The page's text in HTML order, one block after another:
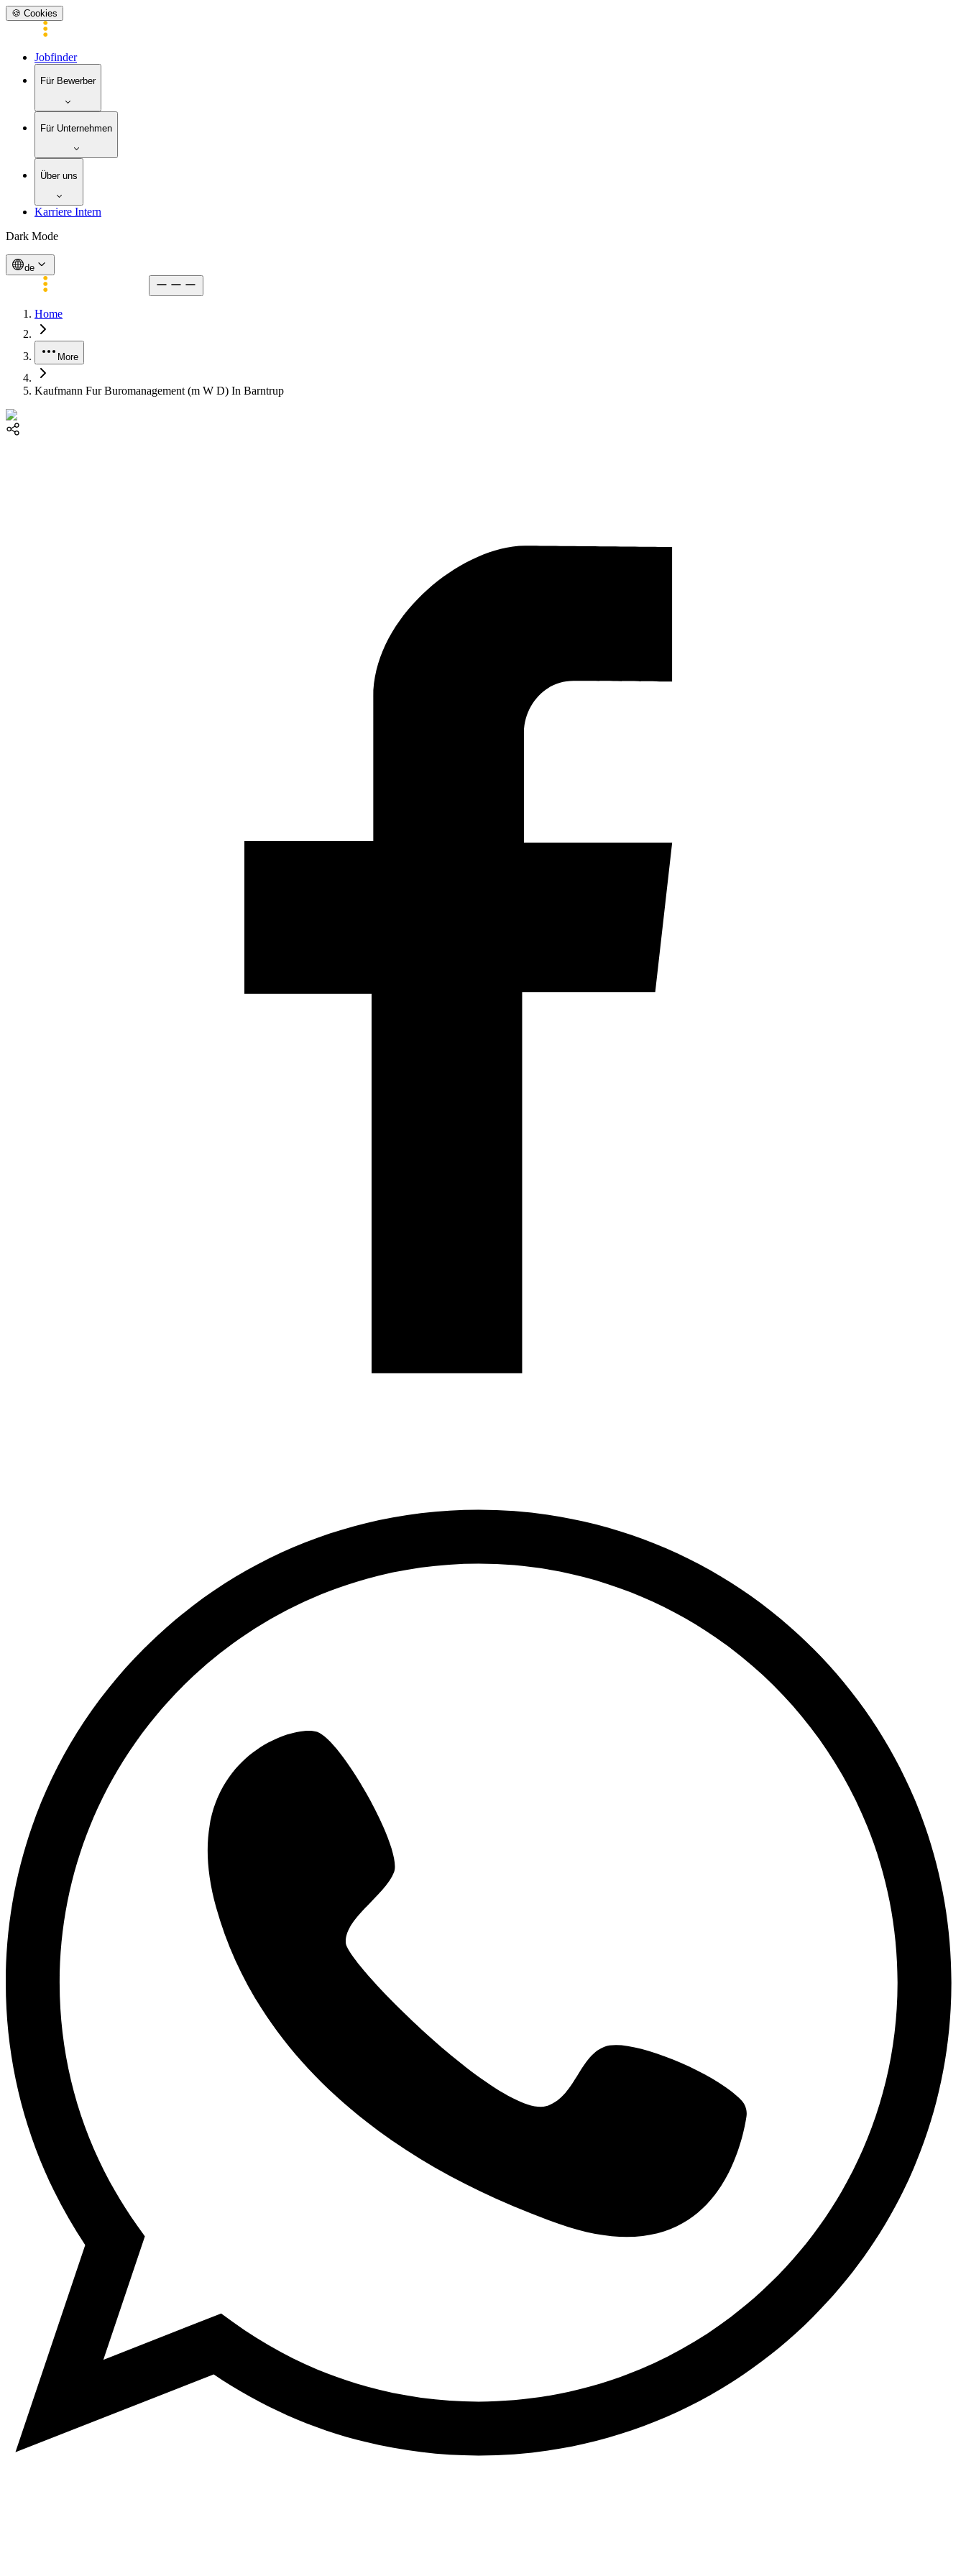
🍪 Cookies
Jobfinder
Für Bewerber
Für Unternehmen
Über uns
Karriere Intern
Dark Mode
de
Home
More
Kaufmann Fur Buromanagement (m W D) In Barntrup